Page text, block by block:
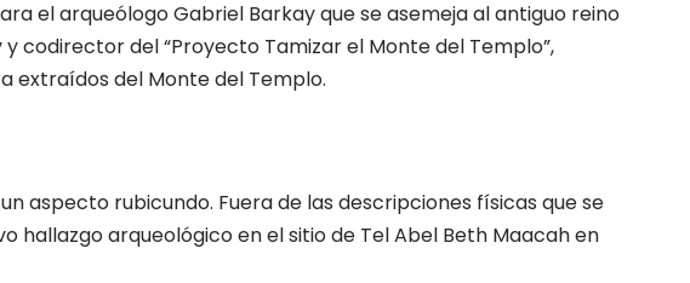
el arqueólogo Gabriel Barkay que se asemeja al antiguo reino
codirector del “Proyecto Tamizar el Monte del Templo”,
extraídos del Monte del Templo.
aspecto rubicundo. Fuera de las descripciones físicas que se
hallazgo arqueológico en el sitio de Tel Abel Beth Maacah en